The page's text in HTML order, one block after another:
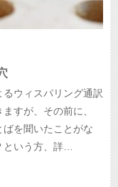
ウィスパリング通訳
すが、その前に、
ばを聞いたことがな
という方、詳…